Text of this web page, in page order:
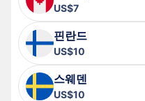
US$7
핀란드
US$10
스웨덴
US$10